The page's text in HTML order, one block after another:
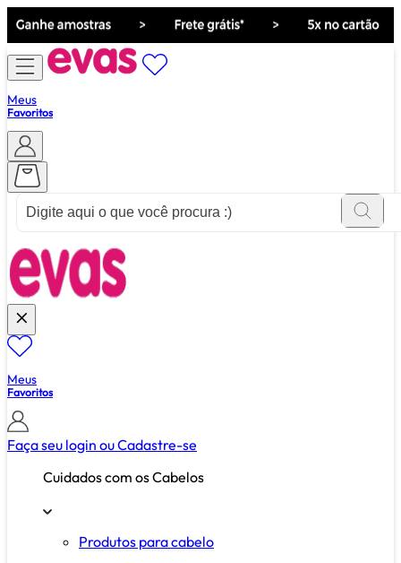
Meus
Favoritos
Meus
Favoritos
Faça seu login ouCadastre-se
Cuidados com os Cabelos
Produtos para cabelo